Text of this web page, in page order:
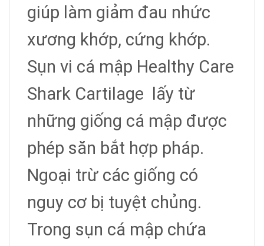
giúp làm giảm đau nhức
xương khớp, cứng khớp.
Sụn vi cá mập Healthy Care
Shark Cartilage lấy từ
những giống cá mập được
phép săn bắt hợp pháp.
Ngoại trừ các giống có
nguy cơ bị tuyệt chủng.
Trong sụn cá mập chứa